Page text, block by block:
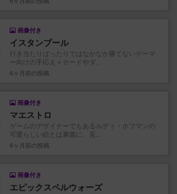
画像付き
イスタンブール
行き当たりばったりではなかなか勝てないゲーマ
ー向けの手応え＋カードやダ...
6ヶ月前 の投稿
画像付き
マエストロ
ゲームのデザイナーでもあるルディ・ホフマンの
可愛らしい絵とは裏腹に、見...
6ヶ月前 の投稿
画像付き
エピックスペルウォーズ